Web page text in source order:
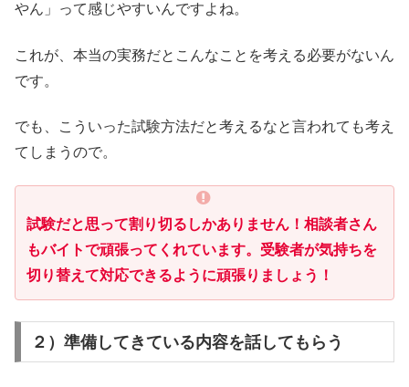
やん」って感じやすいんですよね。
これが、本当の実務だとこんなことを考える必要がないん
です。
でも、こういった試験方法だと考えるなと言われても考え
てしまうので。
試験だと思って割り切るしかありません！相談者さん
もバイトで頑張ってくれています。受験者が気持ちを
切り替えて対応できるように頑張りましょう！
２）準備してきている内容を話してもらう